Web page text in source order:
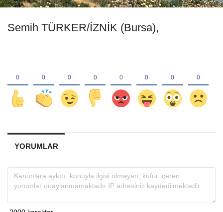
Semih TÜRKER/İZNİK (Bursa),
YORUMLAR